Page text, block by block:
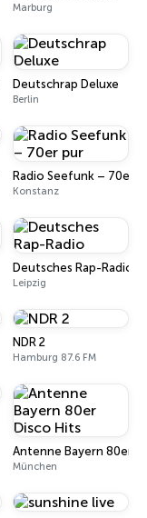
Marburg
Deutschrap Deluxe
Berlin
Radio Seefunk – 70er
Konstanz
Deutsches Rap-Radio
Leipzig
NDR 2
Hamburg 87.6 FM
Antenne Bayern 80er
München